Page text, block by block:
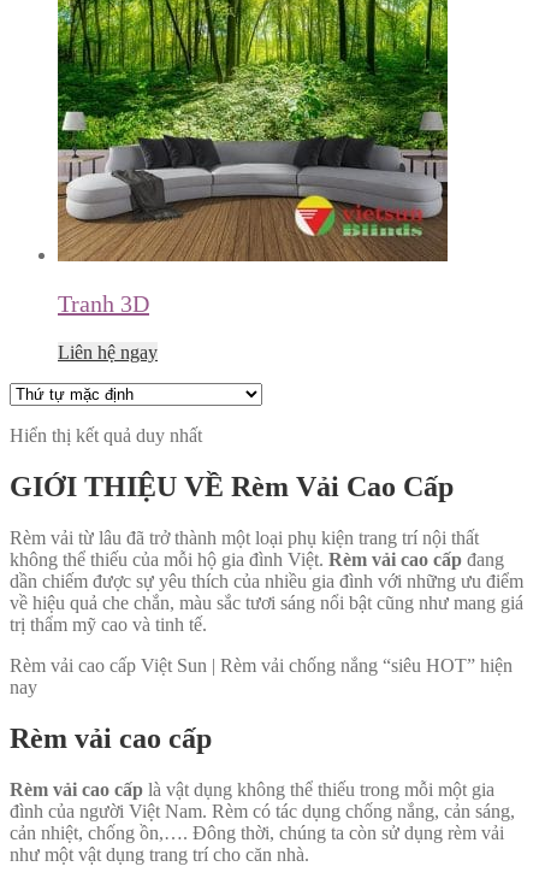
Tranh 3D
Liên hệ ngay
Hiển thị kết quả duy nhất
GIỚI THIỆU VỀ Rèm Vải Cao Cấp
Rèm vải từ lâu đã trở thành một loại phụ kiện trang trí nội thất
không thể thiếu của mỗi hộ gia đình Việt. Rèm vải cao cấp đang
dần chiếm được sự yêu thích của nhiều gia đình với những ưu điểm
về hiệu quả che chắn, màu sắc tươi sáng nổi bật cũng như mang giá
trị thẩm mỹ cao và tinh tế.
Rèm vải cao cấp Việt Sun | Rèm vải chống nắng “siêu HOT” hiện
nay
Rèm vải cao cấp
Rèm vải cao cấp là vật dụng không thể thiếu trong mỗi một gia
đình của người Việt Nam. Rèm có tác dụng chống nắng, cản sáng,
cản nhiệt, chống ồn,…. Đông thời, chúng ta còn sử dụng rèm vải
như một vật dụng trang trí cho căn nhà.